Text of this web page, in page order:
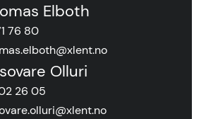
Elboth
76 80
Olluri
26 05